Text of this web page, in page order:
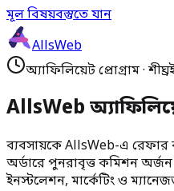
মূল বিষয়বস্তুতে যান
AllsWeb
অ্যাফিলিয়েট প্রোগ্রাম·
AllsWeb
ব্যবসায়কে AllsWeb-এ রেফার
অর্ডারে পুনরাবৃত্ত কমিশন
ইনস্টলেশন, মার্কেটিং ও